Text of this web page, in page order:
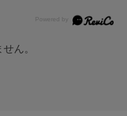
ん。